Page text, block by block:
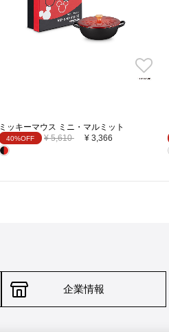
ミッキーマウス ミニ・マルミット
40%OFF Price reduced from
¥ 5,610to ¥ 3,366
企業情報